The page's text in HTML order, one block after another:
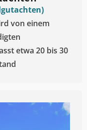
von einem
etwa 20 bis 30